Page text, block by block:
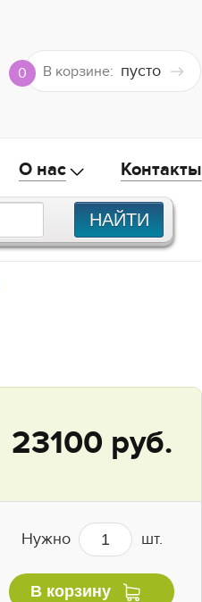
0 В корзине: пусто
О нас Контакты
23100 руб.
Нужно шт.
В корзину